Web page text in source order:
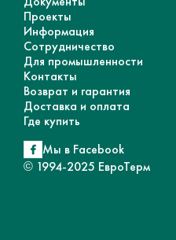
Проекты
Информация
Сотрудничество
Для промышленности
Контакты
Возврат и гарантия
Доставка и оплата
Где купить
Мы в Facebook
© 1994-2025 ЕвроТерм